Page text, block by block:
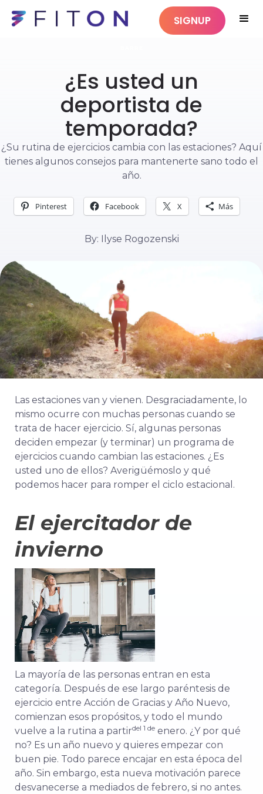
SIGNUP
¿Es usted un
deportista de
temporada?
¿Su rutina de ejercicios cambia con las estaciones? Aquí
tienes algunos consejos para mantenerte sano todo el
año.
Pinterest Facebook X Más
By: Ilyse Rogozenski
Las estaciones van y vienen. Desgraciadamente, lo
mismo ocurre con muchas personas cuando se
trata de hacer ejercicio. Sí, algunas personas
deciden empezar (y terminar) un programa de
ejercicios cuando cambian las estaciones. ¿Es
usted uno de ellos? Averigüémoslo y qué
podemos hacer para romper el ciclo estacional.
El ejercitador de
invierno
La mayoría de las personas entran en esta
categoría. Después de ese largo paréntesis de
ejercicio entre Acción de Gracias y Año Nuevo,
comienzan esos propósitos, y todo el mundo
vuelve a la rutina a partirdel 1 de enero. ¿Y por qué
no? Es un año nuevo y quieres empezar con
buen pie. Todo parece encajar en esta época del
año. Sin embargo, esta nueva motivación parece
desvanecerse a mediados de febrero, si no antes.